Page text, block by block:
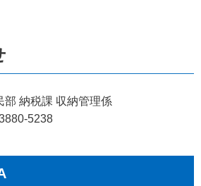
部 納税課 収納管理係
5238